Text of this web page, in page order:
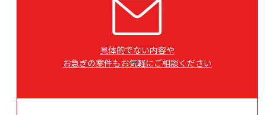
具体的でない内容や
お急ぎの案件もお気軽にご相談ください